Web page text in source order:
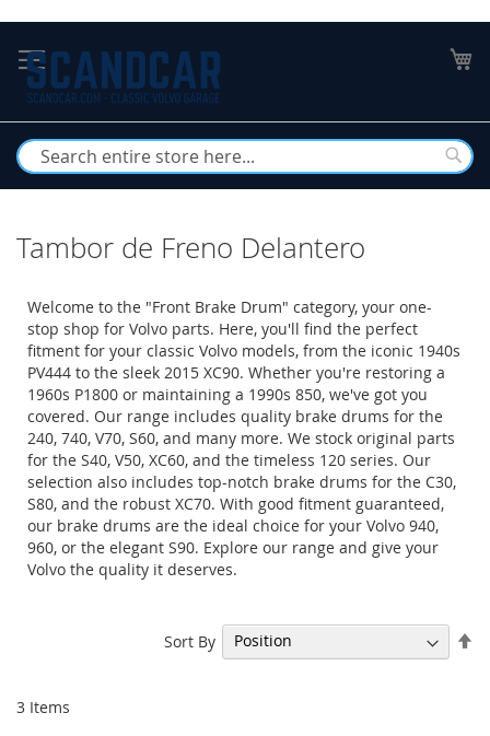
to
Content
Tambor de Freno Delantero
Welcome to the "Front Brake Drum" category, your one-
stop shop for Volvo parts. Here, you'll find the perfect
fitment for your classic Volvo models, from the iconic 1940s
PV444 to the sleek 2015 XC90. Whether you're restoring a
1960s P1800 or maintaining a 1990s 850, we've got you
covered. Our range includes quality brake drums for the
240, 740, V70, S60, and many more. We stock original parts
for the S40, V50, XC60, and the timeless 120 series. Our
selection also includes top-notch brake drums for the C30,
S80, and the robust XC70. With good fitment guaranteed,
our brake drums are the ideal choice for your Volvo 940,
960, or the elegant S90. Explore our range and give your
Volvo the quality it deserves.
3 Items
Sort By